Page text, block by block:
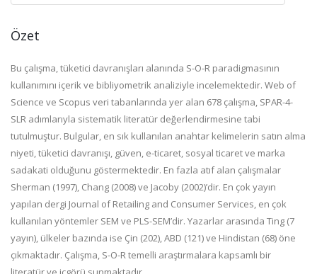
Özet
Bu çalışma, tüketici davranışları alanında S-O-R paradigmasının
kullanımını içerik ve bibliyometrik analiziyle incelemektedir. Web of
Science ve Scopus veri tabanlarında yer alan 678 çalışma, SPAR-4-
SLR adımlarıyla sistematik literatür değerlendirmesine tabi
tutulmuştur. Bulgular, en sık kullanılan anahtar kelimelerin satın alma
niyeti, tüketici davranışı, güven, e-ticaret, sosyal ticaret ve marka
sadakati olduğunu göstermektedir. En fazla atıf alan çalışmalar
Sherman (1997), Chang (2008) ve Jacoby (2002)’dir. En çok yayın
yapılan dergi Journal of Retailing and Consumer Services, en çok
kullanılan yöntemler SEM ve PLS-SEM’dir. Yazarlar arasında Ting (7
yayın), ülkeler bazında ise Çin (202), ABD (121) ve Hindistan (68) öne
çıkmaktadır. Çalışma, S-O-R temelli araştırmalara kapsamlı bir